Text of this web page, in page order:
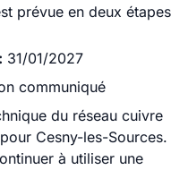
prévue en deux étapes
31/01/2027
communiqué
du réseau cuivre
Cesny-les-Sources.
à utiliser une